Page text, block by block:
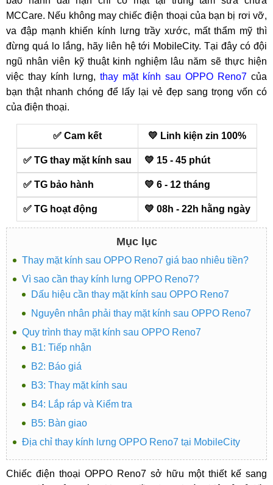
MCCare. Nếu không may chiếc điện thoại của bạn bị rơi vỡ,
va đập mạnh khiến kính lưng trầy xước, mất thẩm mỹ thì
đừng quá lo lắng, hãy liên hệ tới MobileCity. Tại đây có đội
ngũ nhân viên kỹ thuật kinh nghiệm lâu năm sẽ thực hiện
việc thay kính lưng, thay mặt kính sau OPPO Reno7 của
bạn thật nhanh chóng để lấy lại vẻ đẹp sang trọng vốn có
của điện thoại.
✅ Cam kết 💛 Linh kiện zin 100%
✅ TG thay mặt kính sau 💛 15 - 45 phút
✅ TG bảo hành 💛 6 - 12 tháng
✅ TG hoạt động 💛 08h - 22h hằng ngày
Mục lục
Thay mặt kính sau OPPO Reno7 giá bao nhiêu tiền?
Vì sao cần thay kính lưng OPPO Reno7?
Dấu hiệu cần thay mặt kính sau OPPO Reno7
Nguyên nhân phải thay mặt kính sau OPPO Reno7
Quy trình thay mặt kính sau OPPO Reno7
B1: Tiếp nhận
B2: Báo giá
B3: Thay mặt kính sau
B4: Lắp ráp và Kiểm tra
B5: Bàn giao
Địa chỉ thay kính lưng OPPO Reno7 tại MobileCity
Chiếc điện thoại OPPO Reno7 sở hữu một thiết kế sang